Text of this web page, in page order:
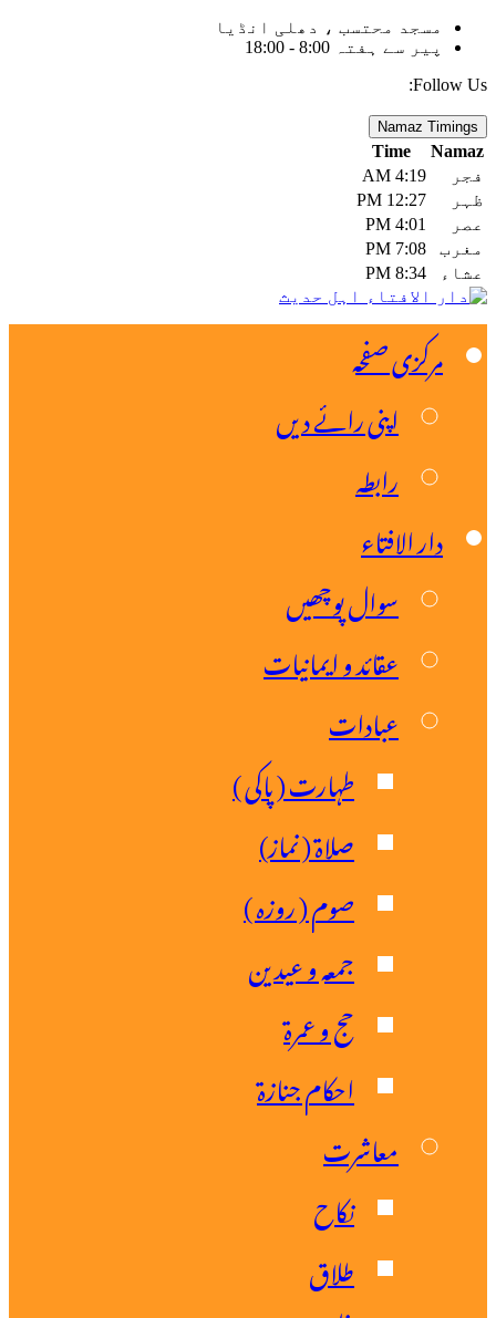
محتسب ، دھلی انڈیا
سے ہفتہ 8:00 - 18:00
Namaz
Time
4:19 AM
12:27 PM
4:01 PM
7:08 PM
8:34 PM
صفحہ
اپنی رائے دیں
رابطہ
الافتاء
سوال پوچھیں
عقائد و ایمانیات
عبادات
طہارت ( پاکی )
صلاۃ ( نماز)
صوم ( روزہ )
جمعہ و عیدین
حج و عمرۃ
احکام جنازۃ
معاشرت
نکاح
طلاق